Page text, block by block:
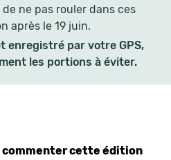
ne pas rouler dans ces
après le 19 juin.
enregistré par votre GPS,
les portions à éviter.
commenter cette édition